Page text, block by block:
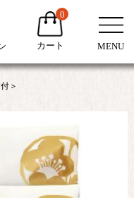
0
カート MENU
＞